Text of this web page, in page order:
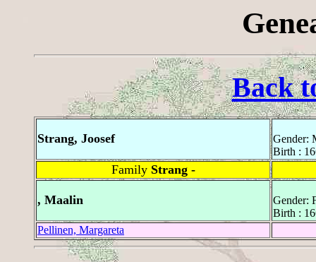
Back
Strang, Joosef
Gender:
Birth :
Family Strang -
, Maalin
Gender:
Birth :
Pellinen, Margareta